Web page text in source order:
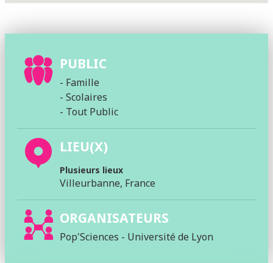
PUBLIC
- Famille
- Scolaires
- Tout Public
LIEU(X)
Plusieurs lieux
Villeurbanne, France
ORGANISATEURS
Pop'Sciences - Université de Lyon